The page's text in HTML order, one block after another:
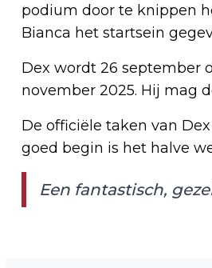
podium door te knippen
Bianca het startsein
Dex wordt 26 september
november 2025. Hij mag
De officiële taken van
goed begin is het halve
Een fantastisch,